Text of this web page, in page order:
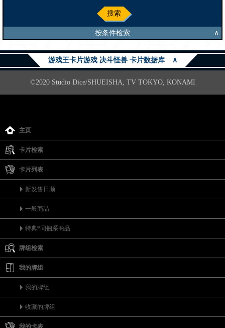
搜索
按条件检索 ∧
游戏王卡片游戏 决斗怪兽 卡片数据库 ∧
©2020 Studio Dice/SHUEISHA, TV TOKYO, KONAMI
主页
卡片检索
卡片列表
新发售日顺
一般商品
特典*同捆系商品
牌组检索
我的牌组
我的牌组
收藏的牌组
我的卡表